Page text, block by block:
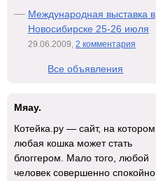
Международная выставка в
Новосибирске 25-26 июля
29.06.2009, 2 комментария
Все объявления
Мяау.
Котейка.ру — сайт, на котором
любая кошка может стать
блоггером. Мало того, любой
человек совершенно спокойно